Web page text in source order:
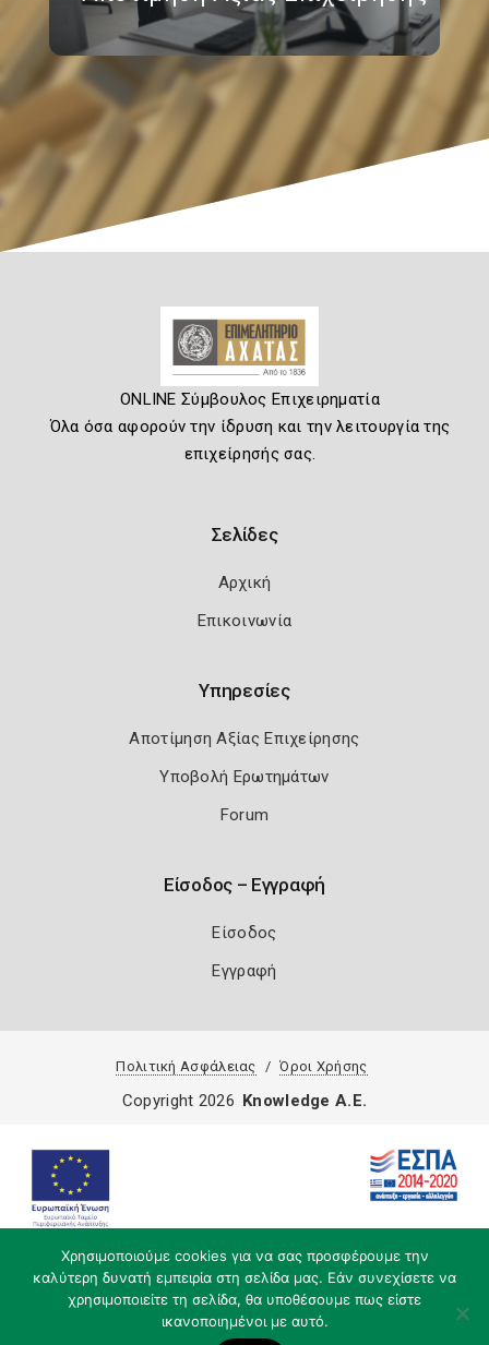
ONLINE Σύμβουλος Επιχειρηματία
Όλα όσα αφορούν την ίδρυση και την λειτουργία της
επιχείρησής σας.
Σελίδες
Αρχική
Επικοινωνία
Υπηρεσίες
Αποτίμηση Αξίας Επιχείρησης
Υποβολή Ερωτημάτων
Forum
Είσοδος – Εγγραφή
Είσοδος
Εγγραφή
Πολιτική Ασφάλειας Όροι Χρήσης
Χρησιμοποιούμε cookies για να σας προσφέρουμε την
καλύτερη δυνατή εμπειρία στη σελίδα μας. Εάν συνεχίσετε να
χρησιμοποιείτε τη σελίδα, θα υποθέσουμε πως είστε
ικανοποιημένοι με αυτό.
Copyright 2026 Knowledge A.E.